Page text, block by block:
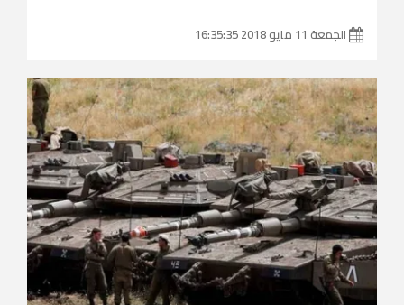
الجمعة 11 مايو 2018 16:35:35